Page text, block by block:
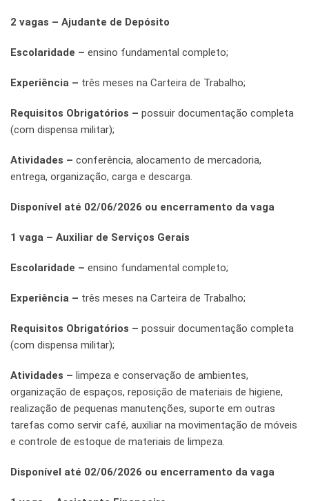
2 vagas – Ajudante de Depósito
Escolaridade – ensino fundamental completo;
Experiência – três meses na Carteira de Trabalho;
Requisitos Obrigatórios – possuir documentação completa
(com dispensa militar);
Atividades – conferência, alocamento de mercadoria,
entrega, organização, carga e descarga.
Disponível até 02/06/2026 ou encerramento da vaga
1 vaga – Auxiliar de Serviços Gerais
Escolaridade – ensino fundamental completo;
Experiência – três meses na Carteira de Trabalho;
Requisitos Obrigatórios – possuir documentação completa
(com dispensa militar);
Atividades – limpeza e conservação de ambientes,
organização de espaços, reposição de materiais de higiene,
realização de pequenas manutenções, suporte em outras
tarefas como servir café, auxiliar na movimentação de móveis
e controle de estoque de materiais de limpeza.
Disponível até 02/06/2026 ou encerramento da vaga